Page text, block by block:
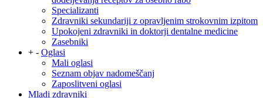
Specializanti
Zdravniki sekundariji z opravljenim strokovnim izpitom
Upokojeni zdravniki in doktorji dentalne medicine
Zasebniki
+ - Oglasi
Mali oglasi
Seznam objav nadomeščanj
Zaposlitveni oglasi
Mladi zdravniki